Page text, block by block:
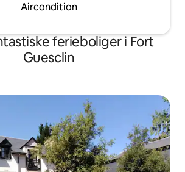
Aircondition
ferieboliger i Fort
Guesclin